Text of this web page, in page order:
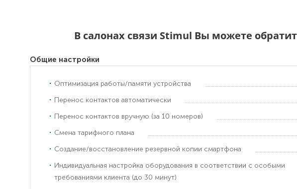
В салонах связи Stimul Вы можете
Общие настройки
Оптимизация работы/памяти устройства
Перенос контактов автоматически
Перенос контактов вручную (за 10 номеров)
Смена тарифного плана
Создание/восстановление резервной копии смартфона
Индивидуальная настройка оборудования в соответствии с особыми
требованиями клиента (до 30 минут)